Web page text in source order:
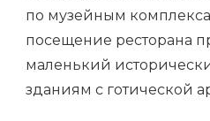
по музейным
посещение ресторана
маленький
зданиям с готической